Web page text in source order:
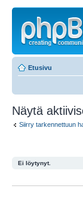
Etusivu
Näytä
Siirry tarkennettuun
Ei löytynyt.